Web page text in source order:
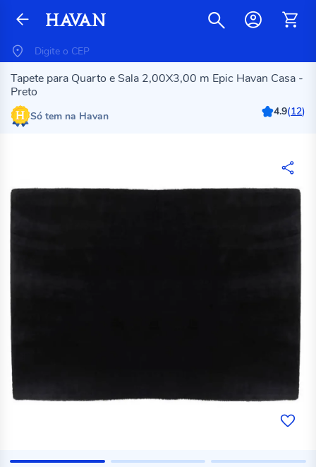
Tapete para Quarto e Sala 2,00X3,00 m Epic Havan Casa -
Preto
Só tem na Havan 4.9(12)